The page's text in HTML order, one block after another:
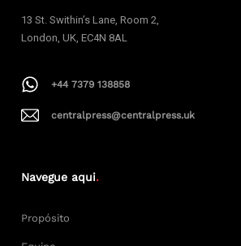
13 St. Swithin’s Lane, Room 2,
London, UK, EC4N 8AL
+44 7379 138858
centralpress@centralpress.uk
Navegue aqui.
Propósito